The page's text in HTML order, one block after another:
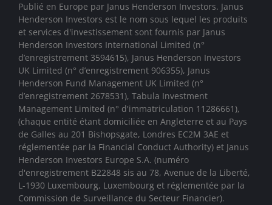
Publié en Europe par Janus Henderson Investors. Janus
Henderson Investors est le nom sous lequel les produits
et services d'investissement sont fournis par Janus
Henderson Investors International Limited (n°
d’enregistrement 3594615), Janus Henderson Investors
UK Limited (n° d’enregistrement 906355), Janus
Henderson Fund Management UK Limited (n°
d’enregistrement 2678531), Tabula Investment
Management Limited (n° d'immatriculation 11286661),
(chaque entité étant domiciliée en Angleterre et au Pays
de Galles au 201 Bishopsgate, Londres EC2M 3AE et
réglementée par la Financial Conduct Authority) et Janus
Henderson Investors Europe S.A. (numéro
d'enregistrement B22848 sis au 78, Avenue de la Liberté,
L-1930 Luxembourg, Luxembourg et réglementée par la
Commission de Surveillance du Secteur Financier).